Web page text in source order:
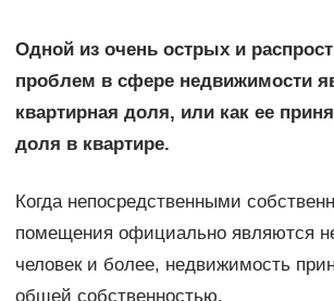
Одной из очень острых и
проблем в сфере недвижимости
квартирная доля, или как ее
доля в квартире.
Когда непосредственными
помещения официально являются
человек и более, недвижимость
общей собственностью.